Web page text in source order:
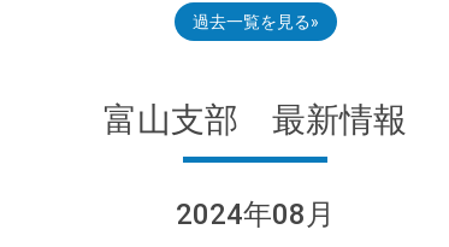
過去一覧を見る
富山支部 最新情報
2024年08月